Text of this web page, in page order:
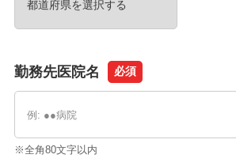
勤務先医院名 必須
※全角80文字以内